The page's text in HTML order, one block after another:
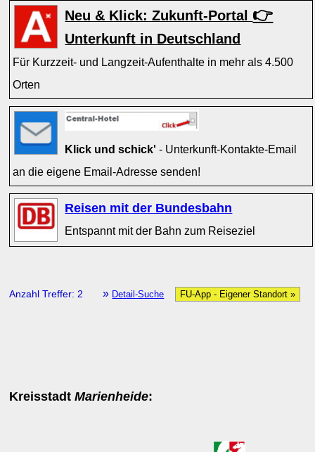
Neu & Klick: Zukunft-Portal 👉
Unterkunft in Deutschland
Für Kurzzeit- und Langzeit-Aufenthalte in mehr als 4.500
Orten
Klick und schick' - Unterkunft-Kontakte-Email
an die eigene Email-Adresse senden!
Reisen mit der Bundesbahn
Entspannt mit der Bahn zum Reiseziel
Anzahl Treffer: 2 » Detail-Suche FU-App - Eigener Standort »
KreisstadtMarienheide: